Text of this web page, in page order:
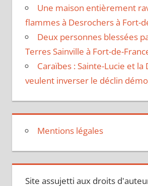
Une maison entièrement
flammes à Desrochers à Fort-
Deux personnes blessées
Terres Sainville à Fort-de-
Caraïbes : Sainte-Lucie et la
veulent inverser le déclin
Mentions légales
Site assujetti aux droits